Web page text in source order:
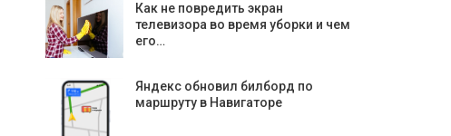
Как не повредить экран
телевизора во время уборки и чем
его…
Яндекс обновил билборд по
маршруту в Навигаторе